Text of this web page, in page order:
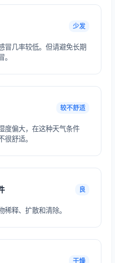
少发
冒几率较低。但请避免长期
较不舒适
度偏大，在这种天气条件
舒适。
良
释、扩散和清除。
干燥